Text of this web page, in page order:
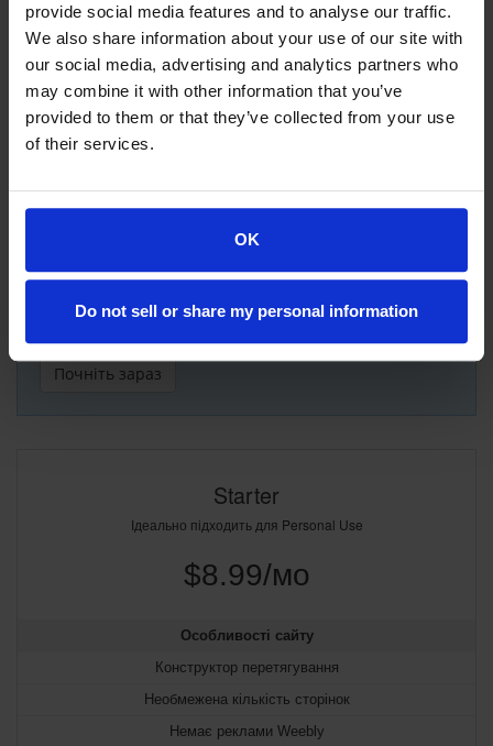
provide social media features and to analyse our traffic.
We also share information about your use of our site with
our social media, advertising and analytics partners who
may combine it with other information that you’ve
provided to them or that they’ve collected from your use
of their services.
OK
Do not sell or share my personal information
Щомісячно Щоквартально За півроку
Щорічно
Кожні два роки
Раз на три роки
Безкоштовно!
Спробуйте Weebly
Все, що потрібно для створення сайту
forms and basic SEO, giving you everything you need to
Почніть зараз
Starter
Ідеально підходить для Personal Use
$8.99/мо
Особливості сайту
Конструктор перетягування
Необмежена кількість сторінок
Немає реклами Weebly